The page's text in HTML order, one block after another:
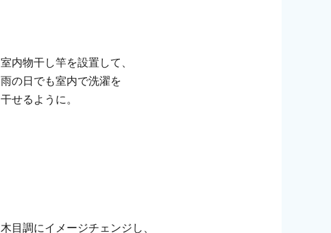
室内物干し竿を設置して、
雨の日でも室内で洗濯を
干せるように。
木目調にイメージチェンジし、